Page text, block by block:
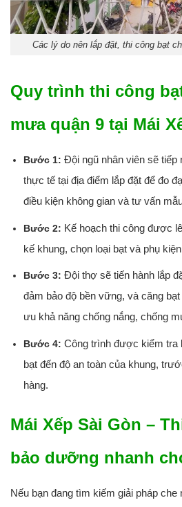
Các lý do nên lắp đặt, thi công bạt
Quy trình thi công
mưa quận 9 tại Mái
Bước 1: Đội ngũ nhân viên sẽ tiếp
thực tế tại địa điểm lắp đặt để đo
điều kiện không gian và tư vấn
Bước 2: Kế hoạch thi công được
kế khung, chọn loại bạt và phụ
Bước 3: Đội thợ sẽ tiến hành lắp
đảm bảo độ bền vững, và căng
ưu khả năng chống nắng, chống
Bước 4: Công trình được kiểm
bạt đến độ an toàn của khung,
hàng.
Mái Xếp Sài Gòn –
bảo dưỡng nhanh
Nếu bạn đang tìm kiếm giải pháp